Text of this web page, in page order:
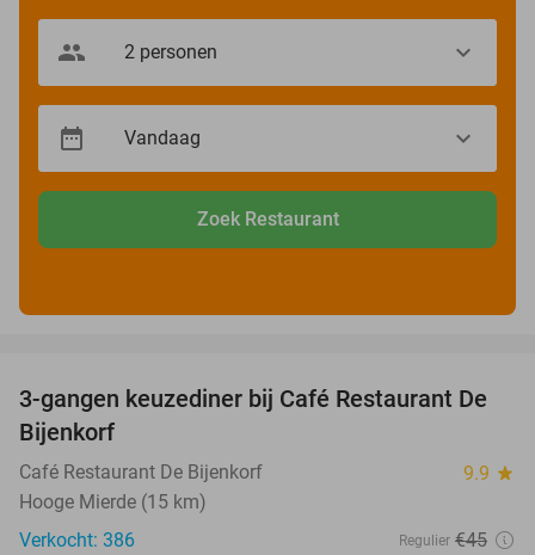
Zoek Restaurant
30%
3-gangen keuzediner bij Café Restaurant De
Bijenkorf
Café Restaurant De Bijenkorf 9.9 star
Hooge Mierde (15 km)
Verkocht: 386
Regulier €45